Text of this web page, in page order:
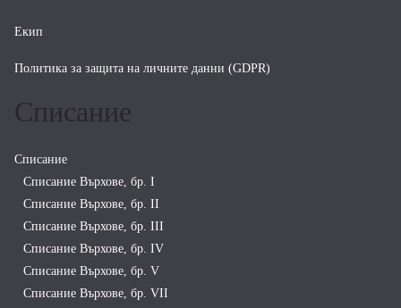
Екип
Политика за защита на личните данни (GDPR)
Списание
Списание
Списание Върхове, бр. I
Списание Върхове, бр. II
Списание Върхове, бр. III
Списание Върхове, бр. IV
Списание Върхове, бр. V
Списание Върхове, бр. VII